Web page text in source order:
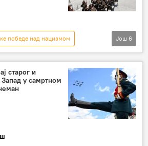
победе над нацизмом
Свет – политика
Русија честитка
Још 6
старог и
Запад у самртном